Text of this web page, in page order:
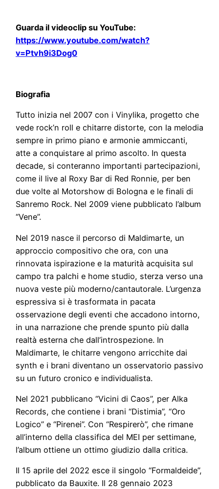
Guarda il videoclip su YouTube:
https://www.youtube.com/watch?
v=Ptvh9i3Dog0
Biografia
Tutto inizia nel 2007 con i Vinylika, progetto che
vede rock’n roll e chitarre distorte, con la melodia
sempre in primo piano e armonie ammiccanti,
atte a conquistare al primo ascolto. In questa
decade, si conteranno importanti partecipazioni,
come il live al Roxy Bar di Red Ronnie, per ben
due volte al Motorshow di Bologna e le finali di
Sanremo Rock. Nel 2009 viene pubblicato l’album
“Vene”.
Nel 2019 nasce il percorso di Maldimarte, un
approccio compositivo che ora, con una
rinnovata ispirazione e la maturità acquisita sul
campo tra palchi e home studio, sterza verso una
nuova veste più moderno/cantautorale. L’urgenza
espressiva si è trasformata in pacata
osservazione degli eventi che accadono intorno,
in una narrazione che prende spunto più dalla
realtà esterna che dall’introspezione. In
Maldimarte, le chitarre vengono arricchite dai
synth e i brani diventano un osservatorio passivo
su un futuro cronico e individualista.
Nel 2021 pubblicano “Vicini di Caos”, per Alka
Records, che contiene i brani “Distimia”, “Oro
Logico” e “Pirenei”. Con “Respirerò”, che rimane
all’interno della classifica del MEI per settimane,
l’album ottiene un ottimo giudizio dalla critica.
Il 15 aprile del 2022 esce il singolo “Formaldeide”,
pubblicato da Bauxite. Il 28 gennaio 2023